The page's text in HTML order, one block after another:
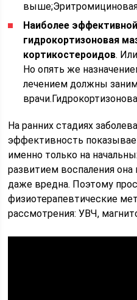
Наиболее
гидрокортизоновая
кортикостероидов.
Но опять же
лечением должны
На ранних стадиях
эффективность
именно только на
развитием воспаления она
даже вредна. Поэтому
физиотерапевтические
рассмотрения: УВЧ,